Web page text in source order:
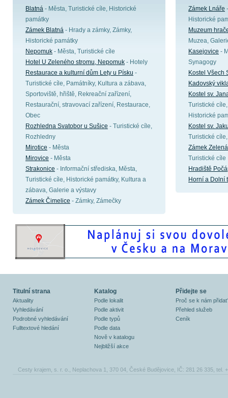
Blatná - Města, Turistické cíle, Historické
památky
Zámek Blatná - Hrady a zámky, Zámky,
Historické památky
Nepomuk - Města, Turistické cíle
Hotel U Zeleného stromu, Nepomuk - Hotely
Restaurace a kulturní dům Lety u Písku -
Turistické cíle, Památníky, Kultura a zábava,
Sportoviště, hřiště, Rekreační zařízení,
Restaurační, stravovací zařízení, Restaurace,
Obec
Rozhledna Svatobor u Sušice - Turistické cíle,
Rozhledny
Mirotice - Města
Mirovice - Města
Strakonice - Informační střediska, Města,
Turistické cíle, Historické památky, Kultura a
zábava, Galerie a výstavy
Zámek Čimelice - Zámky, Zámečky
Zámek Lnáře
Historické
Muzeum
Muzea,
Kasejovice -
Synagogy
Kostel Všech
Kadovský
Kostel sv.
Turistické
Historické
Kostel sv.
Turistické
Zámek
Turistické cíle
Hradiště
Horní a Dolní
Titulní strana
Aktuality
Vyhledávání
Podrobné vyhledávání
Fulltextové hledání
Katalog
Podle lokalit
Podle aktivit
Podle typů
Podle data
Nově v katalogu
Nejbližší akce
Přidejte se
Proč se k nám
Přehled služeb
Ceník
Cesty krajem, s. r. o., Neplachova 1, 370 04, České Budějovice, IČ: 281 26 335, tel.